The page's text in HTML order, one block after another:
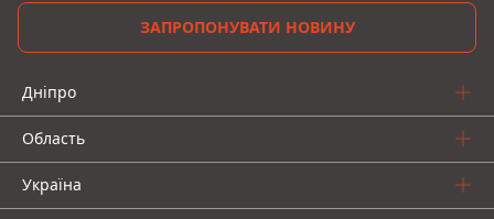
ЗАПРОПОНУВАТИ НОВИНУ
Дніпро
Область
Україна